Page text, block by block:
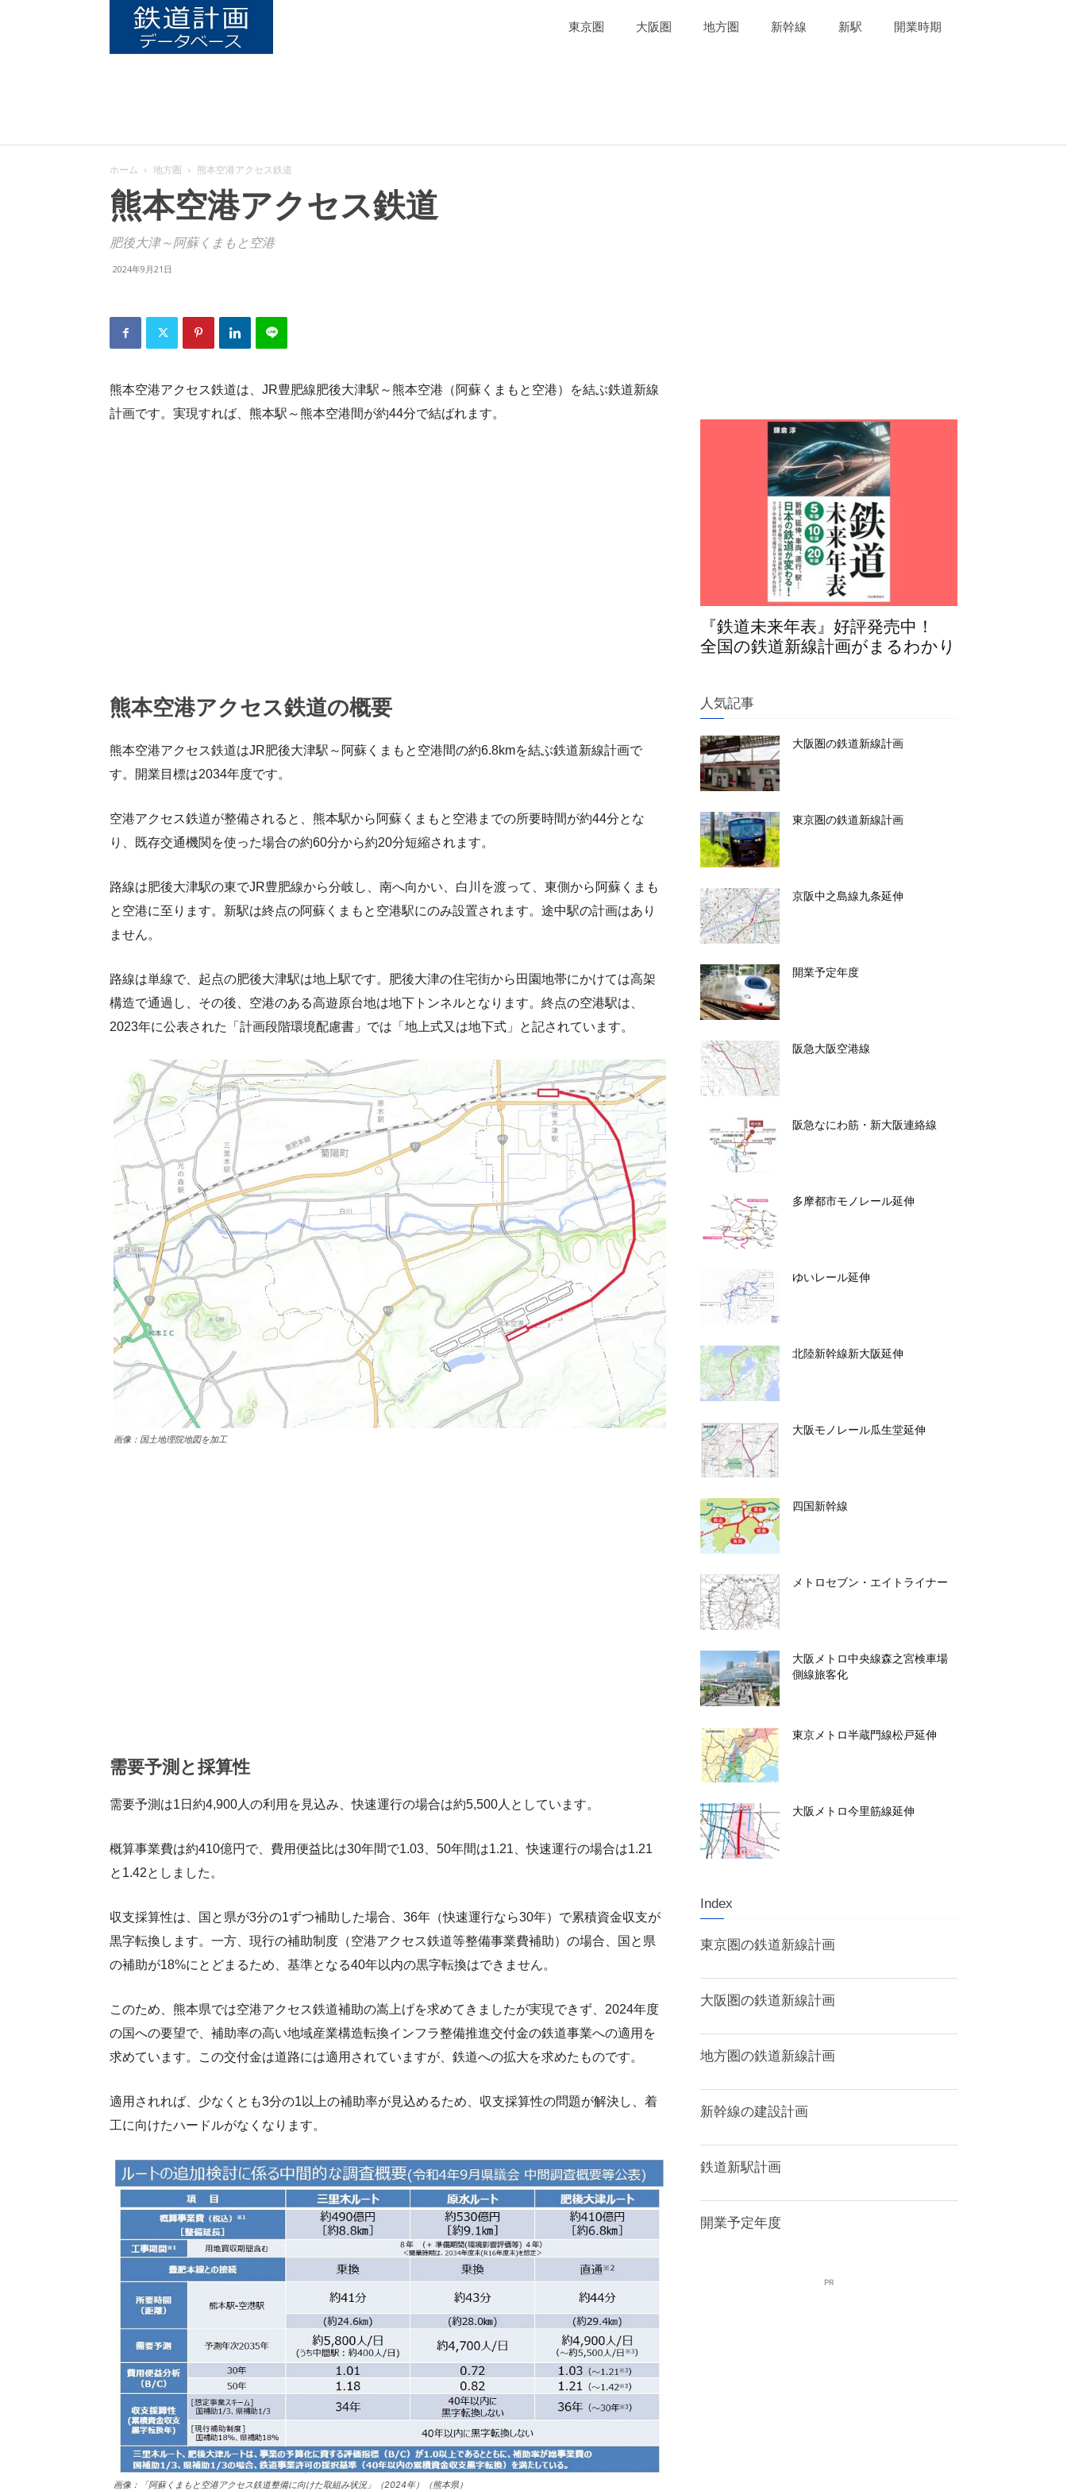
画
東京圏 大阪圏 地方圏 新幹線 新駅 開業時期
ホーム 地方圏 熊本空港アクセス鉄道
熊本空港アクセス鉄道
肥後大津～阿蘇くまもと空港
2024年9月21日
熊本空港アクセス鉄道は、JR豊肥線肥後大津駅～熊本空港（阿蘇くまもと空港）を結ぶ鉄道新線
計画です。実現すれば、熊本駅～熊本空港間が約44分で結ばれます。
熊本空港アクセス鉄道の概要
熊本空港アクセス鉄道はJR肥後大津駅～阿蘇くまもと空港間の約6.8kmを結ぶ鉄道新線計画で
す。開業目標は2034年度です。
空港アクセス鉄道が整備されると、熊本駅から阿蘇くまもと空港までの所要時間が約44分とな
り、既存交通機関を使った場合の約60分から約20分短縮されます。
路線は肥後大津駅の東でJR豊肥線から分岐し、南へ向かい、白川を渡って、東側から阿蘇くまも
と空港に至ります。新駅は終点の阿蘇くまもと空港駅にのみ設置されます。途中駅の計画はあり
ません。
路線は単線で、起点の肥後大津駅は地上駅です。肥後大津の住宅街から田園地帯にかけては高架
構造で通過し、その後、空港のある高遊原台地は地下トンネルとなります。終点の空港駅は、
2023年に公表された「計画段階環境配慮書」では「地上式又は地下式」と記されています。
画像：国土地理院地図を加工
需要予測と採算性
需要予測は1日約4,900人の利用を見込み、快速運行の場合は約5,500人としています。
概算事業費は約410億円で、費用便益比は30年間で1.03、50年間は1.21、快速運行の場合は1.21
と1.42としました。
収支採算性は、国と県が3分の1ずつ補助した場合、36年（快速運行なら30年）で累積資金収支が
黒字転換します。一方、現行の補助制度（空港アクセス鉄道等整備事業費補助）の場合、国と県
の補助が18%にとどまるため、基準となる40年以内の黒字転換はできません。
このため、熊本県では空港アクセス鉄道補助の嵩上げを求めてきましたが実現できず、2024年度
の国への要望で、補助率の高い地域産業構造転換インフラ整備推進交付金の鉄道事業への適用を
求めています。この交付金は道路には適用されていますが、鉄道への拡大を求めたものです。
適用されれば、少なくとも3分の1以上の補助率が見込めるため、収支採算性の問題が解決し、着
工に向けたハードルがなくなります。
画像：「阿蘇くまもと空港アクセス鉄道整備に向けた取組み状況」（2024年）（熊本県）
『鉄道未来年表』好評発売中！
全国の鉄道新線計画がまるわかり
人気記事
大阪圏の鉄道新線計画
東京圏の鉄道新線計画
京阪中之島線九条延伸
開業予定年度
阪急大阪空港線
阪急なにわ筋・新大阪連絡線
多摩都市モノレール延伸
ゆいレール延伸
北陸新幹線新大阪延伸
大阪モノレール瓜生堂延伸
四国新幹線
メトロセブン・エイトライナー
大阪メトロ中央線森之宮検車場
側線旅客化
東京メトロ半蔵門線松戸延伸
大阪メトロ今里筋線延伸
Index
東京圏の鉄道新線計画
大阪圏の鉄道新線計画
地方圏の鉄道新線計画
新幹線の建設計画
鉄道新駅計画
開業予定年度
PR